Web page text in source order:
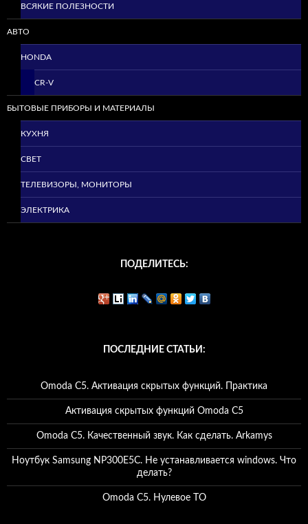
ВСЯКИЕ ПОЛЕЗНОСТИ
АВТО
HONDA
CR-V
БЫТОВЫЕ ПРИБОРЫ И МАТЕРИАЛЫ
КУХНЯ
СВЕТ
ТЕЛЕВИЗОРЫ, МОНИТОРЫ
ЭЛЕКТРИКА
ПОДЕЛИТЕСЬ:
ПОСЛЕДНИЕ СТАТЬИ:
Omoda C5. Активация скрытых функций. Практика
Активация скрытых функций Omoda C5
Omoda C5. Качественный звук. Как сделать. Arkamys
Ноутбук Samsung NP300E5C. Не устанавливается windows. Что
делать?
Omoda C5. Нулевое ТО